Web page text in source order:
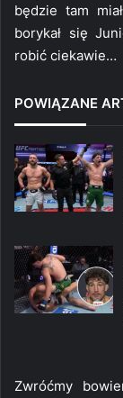
będzie tam
borykał się
robić ciekawie…
POWIĄZANE
Zwróćmy